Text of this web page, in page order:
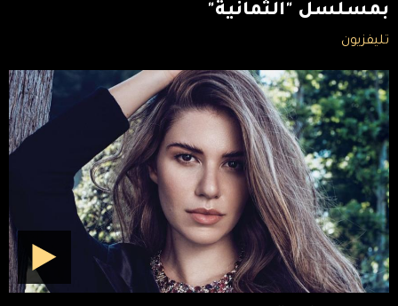
بمسلسل "الثمانية"
تليفزيون